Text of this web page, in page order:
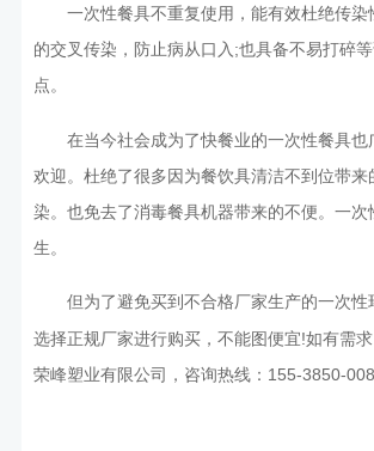
一次性餐具不重复使用，能有效杜绝传染
的交叉传染，防止病从口入;也具备不易打碎
点。
在当今社会成为了快餐业的一次性餐具也
欢迎。杜绝了很多因为餐饮具清洁不到位带来
染。也免去了消毒餐具机器带来的不便。一次
生。
但为了避免买到不合格厂家生产的一次性
选择正规厂家进行购买，不能图便宜!如有需
荣峰塑业有限公司，咨询热线：155-3850-